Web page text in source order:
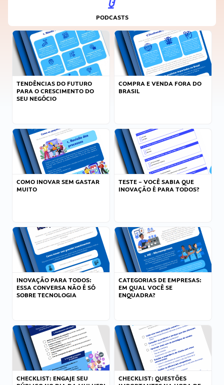
PODCASTS
TENDÊNCIAS DO FUTURO
PARA O CRESCIMENTO DO
SEU NEGÓCIO
COMPRA E VENDA FORA DO
BRASIL
COMO INOVAR SEM GASTAR
MUITO
TESTE – VOCÊ SABIA QUE
INOVAÇÃO É PARA TODOS?
INOVAÇÃO PARA TODOS:
ESSA CONVERSA NÃO É SÓ
SOBRE TECNOLOGIA
CATEGORIAS DE EMPRESAS:
EM QUAL VOCÊ SE
ENQUADRA?
CHECKLIST: ENGAJE SEU
CHECKLIST: QUESTÕES